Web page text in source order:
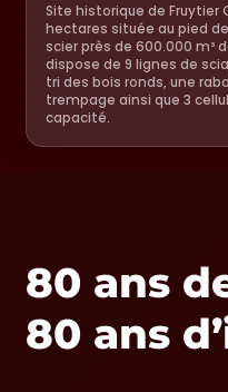
Site historique de
hectares située au pied
scier près de 600.000 m³
dispose de 9 lignes de
tri des bois ronds, une
trempage ainsi que 3
capacité.
80 ans
80 ans